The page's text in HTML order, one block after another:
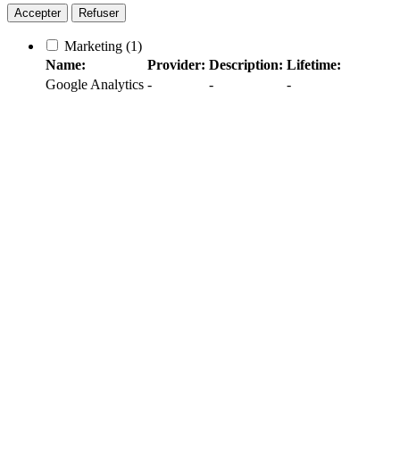
Accepter Refuser
Marketing (1)
Name:
Provider: Description: Lifetime:
Google Analytics - - -